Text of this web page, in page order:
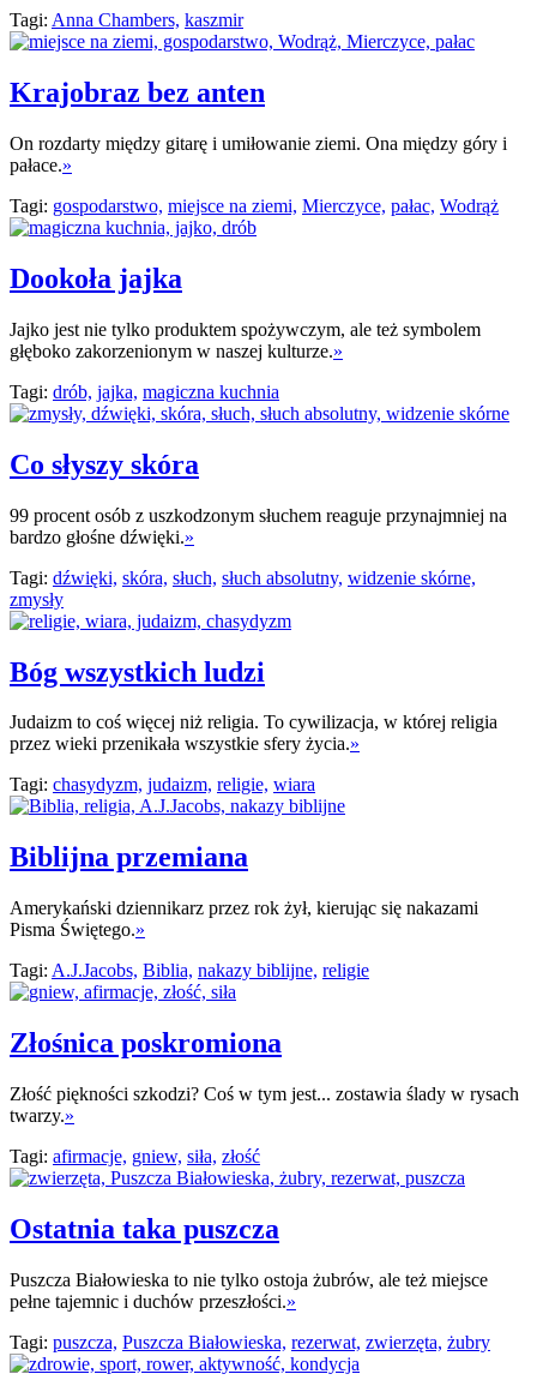
Tagi: Anna Chambers, kaszmir
Krajobraz bez anten
On rozdarty między gitarę i umiłowanie ziemi. Ona między góry i
pałace.»
Tagi: gospodarstwo, miejsce na ziemi, Mierczyce, pałac, Wodrąż
Dookoła jajka
Jajko jest nie tylko produktem spożywczym, ale też symbolem
głęboko zakorzenionym w naszej kulturze.»
Tagi: drób, jajka, magiczna kuchnia
Co słyszy skóra
99 procent osób z uszkodzonym słuchem reaguje przynajmniej na
bardzo głośne dźwięki.»
Tagi: dźwięki, skóra, słuch, słuch absolutny, widzenie skórne,
zmysły
Bóg wszystkich ludzi
Judaizm to coś więcej niż religia. To cywilizacja, w której religia
przez wieki przenikała wszystkie sfery życia.»
Tagi: chasydyzm, judaizm, religie, wiara
Biblijna przemiana
Amerykański dziennikarz przez rok żył, kierując się nakazami
Pisma Świętego.»
Tagi: A.J.Jacobs, Biblia, nakazy biblijne, religie
Złośnica poskromiona
Złość piękności szkodzi? Coś w tym jest... zostawia ślady w rysach
twarzy.»
Tagi: afirmacje, gniew, siła, złość
Ostatnia taka puszcza
Puszcza Białowieska to nie tylko ostoja żubrów, ale też miejsce
pełne tajemnic i duchów przeszłości.»
Tagi: puszcza, Puszcza Białowieska, rezerwat, zwierzęta, żubry